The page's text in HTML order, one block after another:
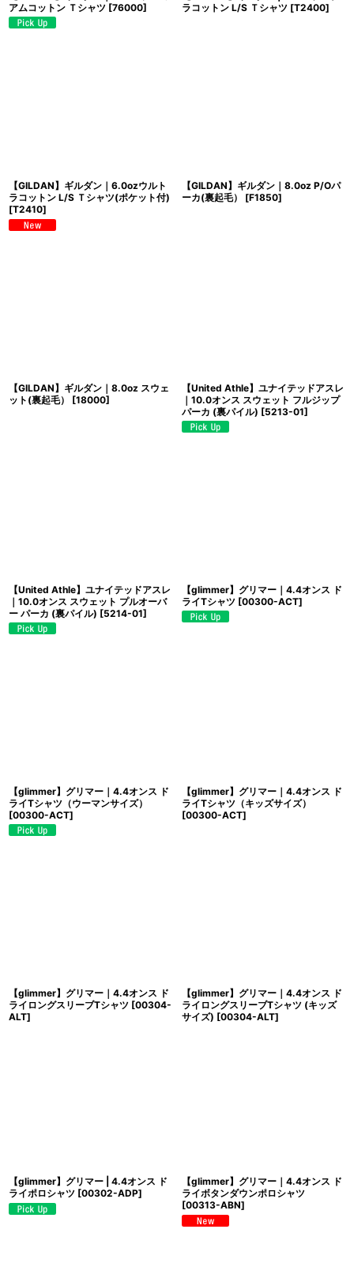
アムコットン Ｔシャツ [76000]
ラコットン L/S Ｔシャツ [T2400]
【GILDAN】ギルダン｜6.0ozウルト
ラコットン L/S Ｔシャツ(ポケット付)
[T2410]
【GILDAN】ギルダン｜8.0oz P/Oパ
ーカ(裏起毛）
[F1850]
【GILDAN】ギルダン｜8.0oz スウェ
ット(裏起毛）
[18000]
【United Athle】ユナイテッドアスレ
｜10.0オンス スウェット フルジップ
パーカ (裏パイル) [5213-01]
【United Athle】ユナイテッドアスレ
｜10.0オンス スウェット プルオーバ
ー パーカ (裏パイル) [5214-01]
【glimmer】グリマー｜4.4オンス ド
ライTシャツ [00300-ACT]
【glimmer】グリマー｜4.4オンス ド
ライTシャツ（ウーマンサイズ）
[00300-ACT]
【glimmer】グリマー｜4.4オンス ド
ライTシャツ（キッズサイズ）
[00300-ACT]
【glimmer】グリマー｜4.4オンス ド
ライロングスリーブTシャツ [00304-
ALT]
【glimmer】グリマー｜4.4オンス ド
ライロングスリーブTシャツ (キッズ
サイズ) [00304-ALT]
【glimmer】グリマー | 4.4オンス ド
ライポロシャツ [00302-ADP]
【glimmer】グリマー｜4.4オンス ド
ライボタンダウンポロシャツ
[00313-ABN]